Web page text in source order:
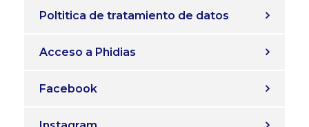
Poltitica de tratamiento de datos
Acceso a Phidias
Facebook